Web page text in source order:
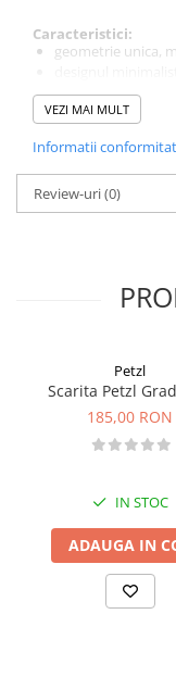
Caracteristici:
geometrie unica,
suprafata mare
manevreaza corzi
VEZI MAI MULT
Informatii
Review-uri(0)
Petzl
Scarita Petzl
185,00 RON
IN STOC
ADAUGA IN